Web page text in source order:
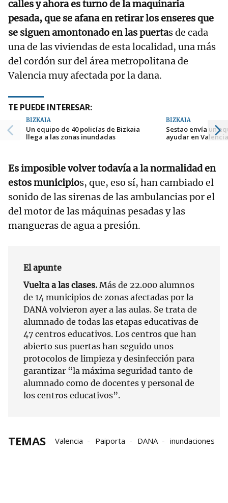
calles y ahora es turno de la maquinaria
pesada, que se afana en retirar los enseres que
se siguen amontonado en las puertas de cada
una de las viviendas de esta localidad, una más
del cordón sur del área metropolitana de
Valencia muy afectada por la dana.
TE PUEDE INTERESAR:
BIZKAIA
Un equipo de 40 policías de Bizkaia
llega a las zonas inundadas
BIZKAIA
Sestao envía un
ayudar en
Es imposible volver todavía a la normalidad en
estos municipios, que, eso sí, han cambiado el
sonido de las sirenas de las ambulancias por el
del motor de las máquinas pesadas y las
mangueras de agua a presión.
El apunte
Vuelta a las clases. Más de 22.000 alumnos
de 14 municipios de zonas afectadas por la
DANA volvieron ayer a las aulas. Se trata de
alumnado de todas las etapas educativas de
47 centros educativos. Los centros que han
abierto sus puertas han seguido unos
protocolos de limpieza y desinfección para
garantizar “la máxima seguridad tanto de
alumnado como de docentes y personal de
los centros educativos”.
TEMAS Valencia Paiporta DANA inundaciones